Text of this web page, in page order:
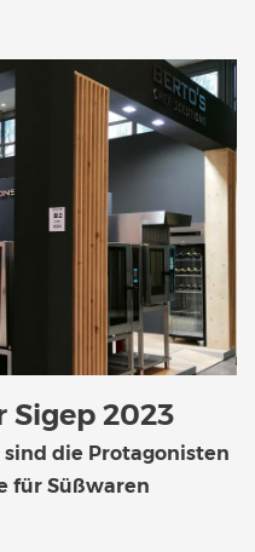
Sigep 2023
die Protagonisten
für Süßwaren